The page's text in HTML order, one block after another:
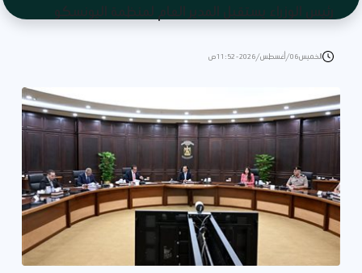
رئيس الوزراء يستقبل المدير العام لمنظمة اليونسكو
الخميس 06/أغسطس/2026 - 11:52 ص